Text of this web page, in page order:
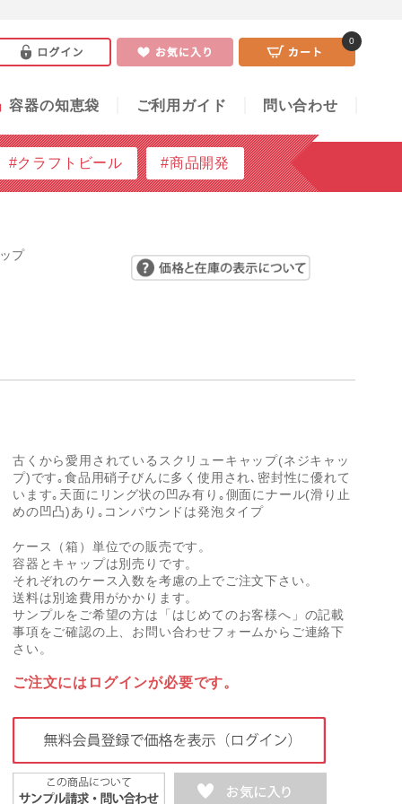
容器の知恵袋 ご利用ガイド 問い合わせ
0
#クラフトビール #商品開発
わせ
プ
古くから愛用されているスクリューキャップ(ネジキャッ
プ)です｡食品用硝子びんに多く使用され､密封性に優れて
います｡天面にリング状の凹み有り｡側面にナール(滑り止
めの凹凸)あり｡コンパウンドは発泡タイプ
ケース（箱）単位での販売です。
容器とキャップは別売りです。
それぞれのケース入数を考慮の上でご注文下さい。
送料は別途費用がかかります。
サンプルをご希望の方は「はじめてのお客様へ」の記載
事項をご確認の上、お問い合わせフォームからご連絡下
さい。
ご注文にはログインが必要です。